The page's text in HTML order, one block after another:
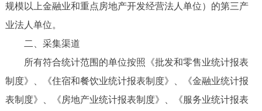
规模以上金融业和重点房地产开发经营法人单位）的第三产
业法人单位。
二、采集渠道
所有符合统计范围的单位按照《批发和零售业统计报表
制度》、《住宿和餐饮业统计报表制度》、《金融业统计报
表制度》、《房地产业统计报表制度》、《服务业统计报表